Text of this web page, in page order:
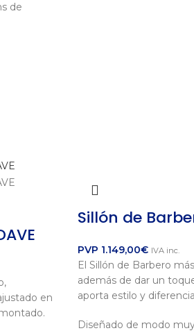
de
en
Sillón de
PVP 1.149,00€ IVA inc.
El Sillón de Barbero
además de dar un
aporta estilo y
Diseñado de modo